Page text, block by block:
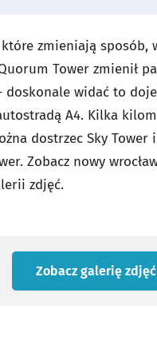
zmieniają sposób,
Tower zmienił
doskonale widać to
A4. Kilka
dostrzec Sky Tower
Zobacz nowy
zdjęć.
Zobacz galerię zdjęć